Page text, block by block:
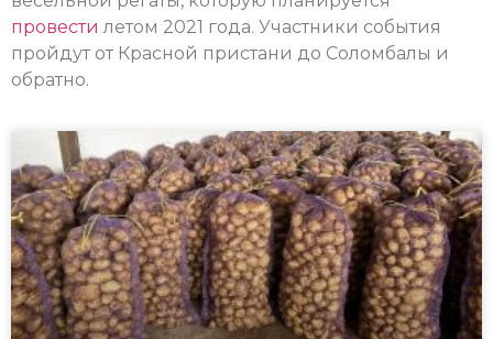
провести летом 2021 года. Участники события
пройдут от Красной пристани до Соломбалы и
обратно.